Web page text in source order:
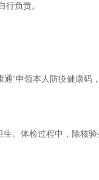
负责。
”申领本人防疫健康码
。体检过程中，除核